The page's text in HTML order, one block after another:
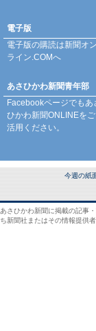
電子版
電子版の購読は新聞オン
ライン.COMへ
あさひかわ新聞青年部
Facebookページでもあ
ひかわ新聞ONLINEをご
活用ください。
今週の紙
あさひかわ新聞に掲載の記事
ち新聞社またはその情報提供者